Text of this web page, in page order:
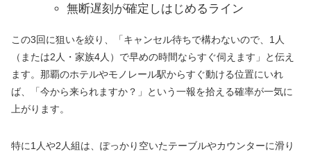
無断遅刻が確定しはじめるライン
この3回に狙いを絞り、「キャンセル待ちで構わないので、1人
（または2人・家族4人）で早めの時間ならすぐ伺えます」と伝え
ます。那覇のホテルやモノレール駅からすぐ動ける位置にいれ
ば、「今から来られますか？」という一報を拾える確率が一気に
上がります。
特に1人や2人組は、ぽっかり空いたテーブルやカウンターに滑り